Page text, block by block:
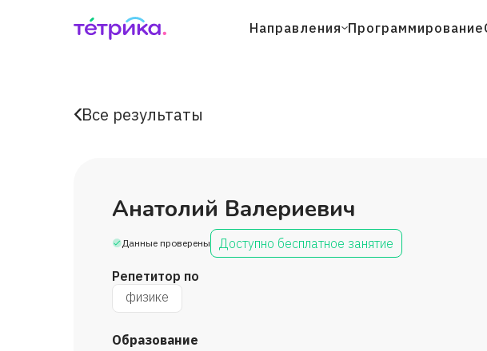
Направления Программирование
Все результаты
Анатолий Валериевич
Данные проверены Доступно бесплатное занятие
Репетитор по
физике
Образование